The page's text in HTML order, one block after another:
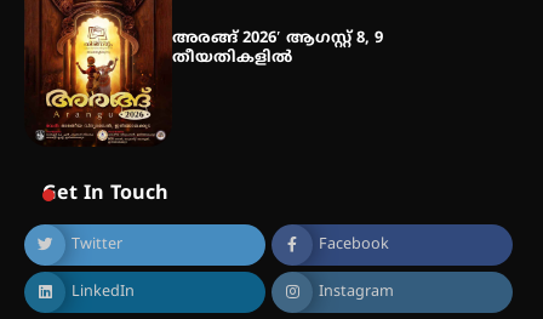
അരങ്ങ് 2026′ ആഗസ്റ്റ് 8, 9
തീയതികളിൽ
Get In Touch
Twitter Facebook
LinkedIn Instagram